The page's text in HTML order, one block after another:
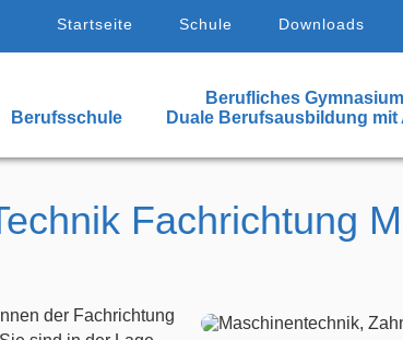
Startseite Schule Downloads
Berufsschule
Berufliches
Duale Berufsausbildung mit
Fachrichtung
der Fachrichtung